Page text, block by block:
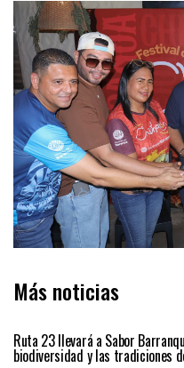
Más noticias
Ruta 23 llevará a Sabor
biodiversidad y las tradiciones